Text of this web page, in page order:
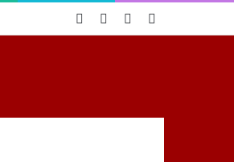
Log InRandom Article
Sidebar